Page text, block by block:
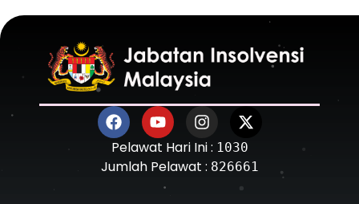
Pelawat Hari Ini : 1030
Jumlah Pelawat : 826661